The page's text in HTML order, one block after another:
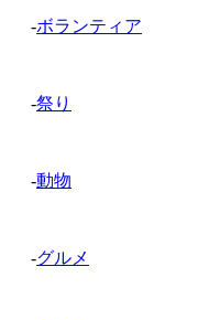
-ボランティア
-祭り
-動物
-グルメ